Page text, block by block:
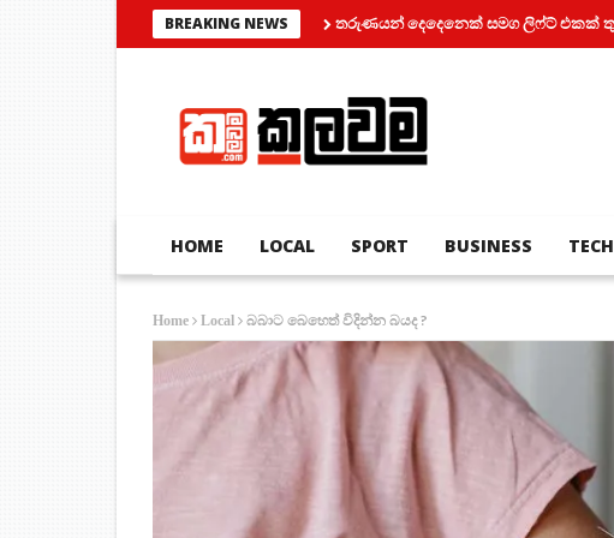
BREAKING NEWSතරුණයන් දෙදෙනෙක් සමග ලිෆ්ට් එකක් තුල සිර වූ කත
HOME LOCAL SPORT BUSINESS TECH
Home Local බබාට බෙහෙත් විදින්න බයද ?